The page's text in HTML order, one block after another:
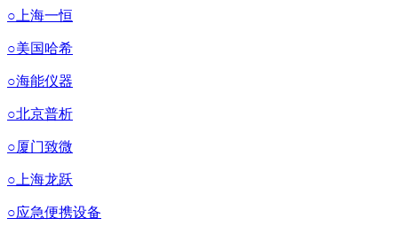
○上海一恒
○美国哈希
○海能仪器
○北京普析
○厦门致微
○上海龙跃
○应急便携设备